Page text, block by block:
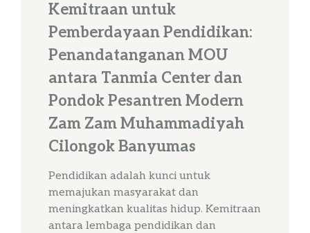
Kemitraan untuk
Pemberdayaan Pendidikan:
Penandatanganan MOU
antara Tanmia Center dan
Pondok Pesantren Modern
Zam Zam Muhammadiyah
Cilongok Banyumas
Pendidikan adalah kunci untuk
memajukan masyarakat dan
meningkatkan kualitas hidup. Kemitraan
antara lembaga pendidikan dan